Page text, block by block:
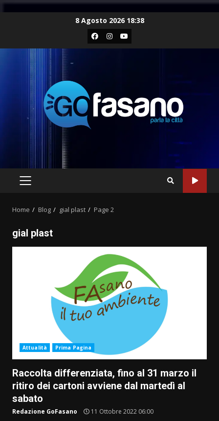
8 Agosto 2026 18:38
Facebook
Instagram
Youtube
PRIMARY
Home Blog gial plast Page 2
gial plast
Attualità Prima Pagina
Raccolta differenziata, fino al 31 marzo il
ritiro dei cartoni avviene dal martedì al
sabato
Redazione GoFasano 11 Ottobre 2022 06:00